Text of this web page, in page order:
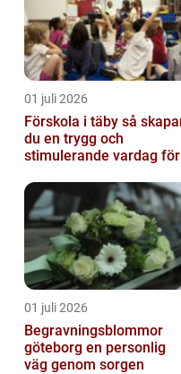
01 juli 2026
Förskola i täby så skapar
du en trygg och
stimulerande vardag för
01 juli 2026
Begravningsblommor
göteborg en personlig
väg genom sorgen